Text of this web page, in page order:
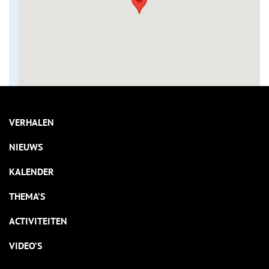
VERHALEN
NIEUWS
KALENDER
THEMA’S
ACTIVITEITEN
VIDEO’S